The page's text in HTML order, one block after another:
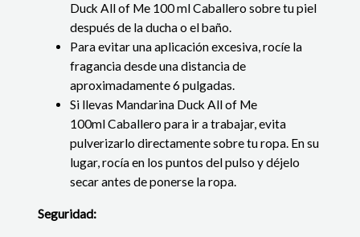
Duck All of Me 100 ml Caballero sobre tu piel
después de la ducha o el baño.
Para evitar una aplicación excesiva, rocíe la
fragancia desde una distancia de
aproximadamente 6 pulgadas.
Si llevas Mandarina Duck All of Me
100ml Caballero para ir a trabajar, evita
pulverizarlo directamente sobre tu ropa. En su
lugar, rocía en los puntos del pulso y déjelo
secar antes de ponerse la ropa.
Seguridad: